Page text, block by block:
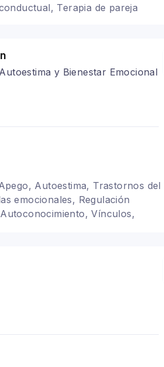
Terapia de pareja
y Bienestar Emocional
Autoestima, Trastornos del
emocionales, Regulación
Vínculos,